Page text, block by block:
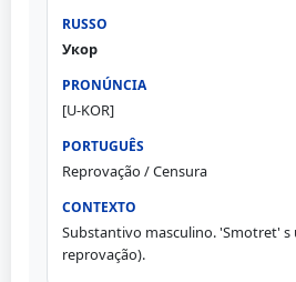
Укор
[U-KOR]
Reprovação / Censura
Substantivo masculino. 'Smotret'
reprovação).